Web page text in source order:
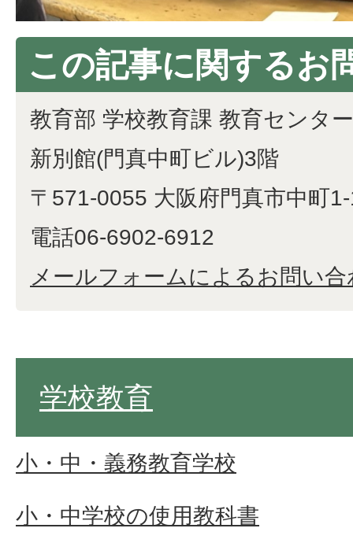
この記事に関するお
教育部 学校教育課 教育センター
​​​​​​​新別館(門真中町ビル)3階
〒571-0055 大阪府門真市中町
電話06-6902-6912
メールフォームによるお問い合
学校教育
小・中・義務教育学校
小・中学校の使用教科書